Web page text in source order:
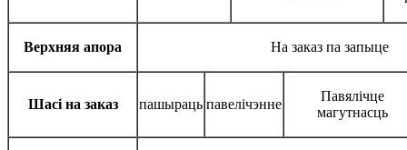
Верхняя апора На заказ па запыце
Шасі на заказ пашыраць павелічэнне
Павялічце
магутнасць